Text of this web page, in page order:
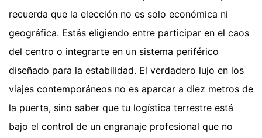
recuerda que la elección no es solo económica ni
geográfica. Estás eligiendo entre participar en el caos
del centro o integrarte en un sistema periférico
diseñado para la estabilidad. El verdadero lujo en los
viajes contemporáneos no es aparcar a diez metros de
la puerta, sino saber que tu logística terrestre está
bajo el control de un engranaje profesional que no